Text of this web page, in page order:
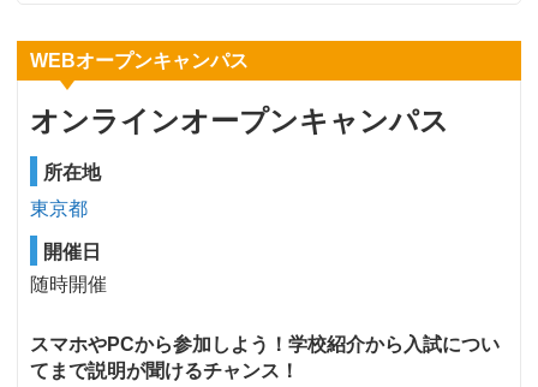
WEBオープンキャンパス
オンラインオープンキャンパス
所在地
東京都
開催日
随時開催
スマホやPCから参加しよう！学校紹介から入試につい
てまで説明が聞けるチャンス！